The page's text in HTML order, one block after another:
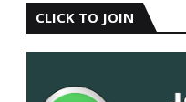
CLICK TO JOIN